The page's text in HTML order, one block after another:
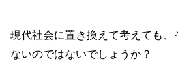
現代社会に置き換えて考えても
ないのではないでしょうか？